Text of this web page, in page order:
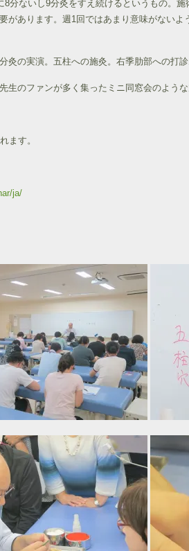
分ないし9分灸をすえ続けるというもの。
あります。週1回ではあまり意味がない
の実演。五柱への施灸。右季肋部への
のファンが多く集ったミニ同窓会のような
ます。
ja/